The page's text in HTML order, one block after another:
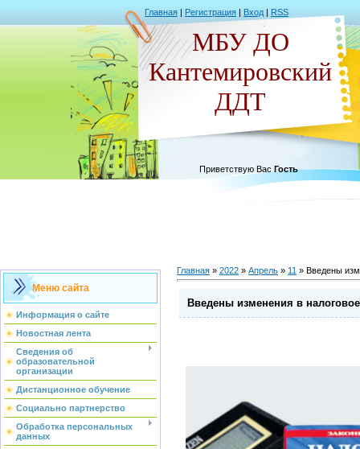
Главная | Регистрация | Вход | RSS
МБУ ДО
Кантемировский
ДДТ
Приветствую Вас Гость
Меню сайта
Информация о сайте
Новостная лента
Сведения об
образовательной
организации
Дистанционное обучение
Социально партнерство
Обработка персональных
данных
Главная » 2022 » Апрель » 11 » Введены
Введены изменения в